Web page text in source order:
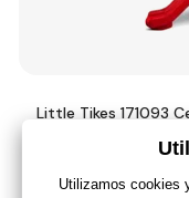
Little Tikes 171093
422 ,41 €Sin IVA